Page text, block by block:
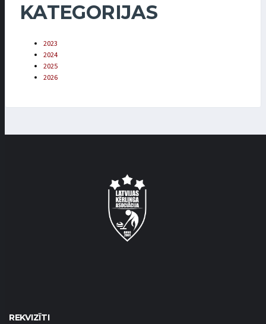
KATEGORIJAS
2023
2024
2025
2026
REKVIZĪTI